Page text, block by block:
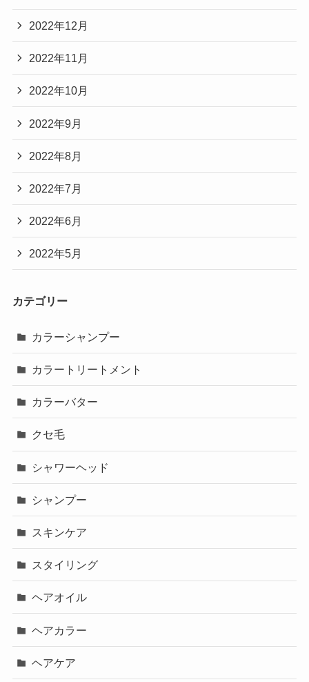
2022年12月
2022年11月
2022年10月
2022年9月
2022年8月
2022年7月
2022年6月
2022年5月
カテゴリー
カラーシャンプー
カラートリートメント
カラーバター
クセ毛
シャワーヘッド
シャンプー
スキンケア
スタイリング
ヘアオイル
ヘアカラー
ヘアケア